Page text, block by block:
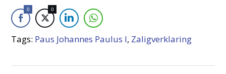
0 0
Tags: Paus Johannes Paulus I, Zaligverklaring